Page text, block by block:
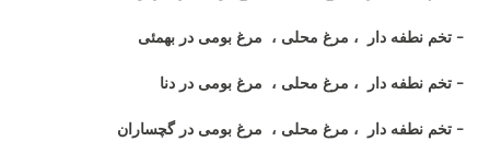
- تخم نطفه دار ، مرغ محلی ، مرغ بومی در بهمئی
- تخم نطفه دار ، مرغ محلی ، مرغ بومی در دنا
- تخم نطفه دار ، مرغ محلی ، مرغ بومی در گچساران